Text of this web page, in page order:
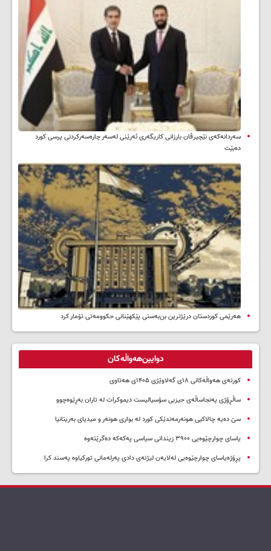
سه‌ردانه‌کەی نێچیرڤان بارزانی كاریگه‌ری ئه‌رێنی له‌سه‌ر چاره‌سه‌ركردنی پرسی كورد
ده‌بێت
هەرێمی کوردستان درێژترین بن‌بەستی پێکهێنانی حکوومەتی تۆمار کرد
دوایین‌هەواڵەکان
کورتەی هەواڵەکانی ۱۸ی گەلاوێژی ۱۴۰۵ی هەتاوی
ساڵڕۆژی پەنجاساڵەی حیزبی سۆسیالیست دیموکرات لە تاران بەڕێوەچوو
سێ دەیە چالاکیی هونەرمەندێکی کورد لە بواری هونەر و میدیای بەریتانیا
یاسای چوارچێوەیی ۳۹۰۰ زیندانی سیاسی پەکەکە دەگرێتەوە
پڕۆژەیاسای چوارچێوەیی لەلایەن لیژنەی دادی پەرلەمانی تورکیاوە پەسند کرا